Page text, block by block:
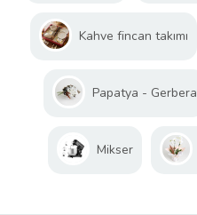
Kahve fincan takımı
Papatya - Gerbera
Mikser